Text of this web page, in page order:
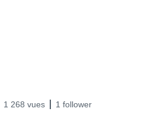
1 268 vues 1 follower